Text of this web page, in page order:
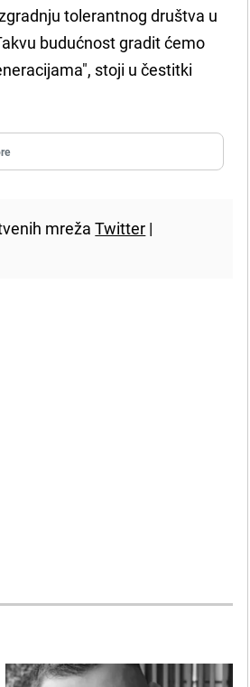
tolerantnog društva u
budućnost gradit ćemo
stoji u čestitki
mrežaTwitter |